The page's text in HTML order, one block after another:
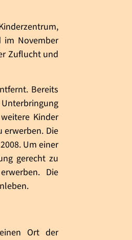
im November
Zuflucht und
Bereits
Kinder
erwerben. Die
Um einer
gerecht zu
Die
Ort der